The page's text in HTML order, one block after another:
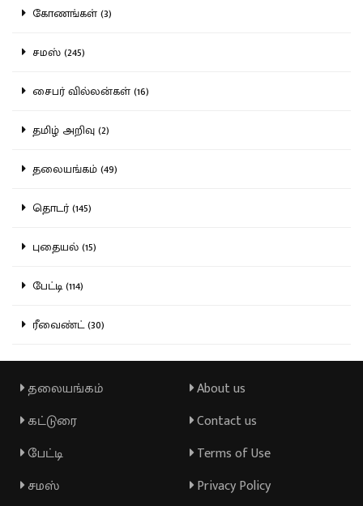
கோணங்கள் (3)
சமஸ் (245)
சைபர் வில்லன்கள் (16)
தமிழ் அறிவு (2)
தலையங்கம் (49)
தொடர் (145)
புதையல் (15)
பேட்டி (114)
ரீவைண்ட் (30)
தலையங்கம்
கட்டுரை
பேட்டி
சமஸ்
About us
Contact us
Terms of Use
Privacy Policy